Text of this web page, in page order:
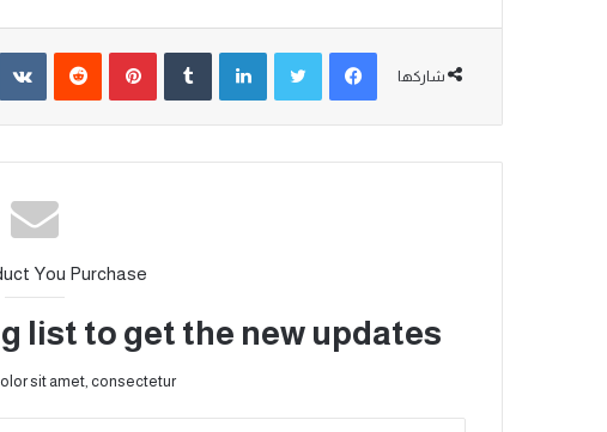
شاركها
You Purchase
list to get the new updates!
sit amet, consectetur.